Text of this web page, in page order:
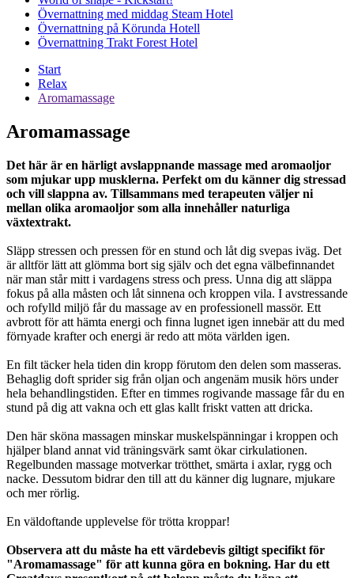
Övernattning med middag Steam Hotel
Övernattning på Körunda Hotell
Övernattning Trakt Forest Hotel
Start
Relax
Aromamassage
Aromamassage
Det här är en härligt avslappnande massage med aromaoljor
som mjukar upp musklerna. Perfekt om du känner dig stressad
och vill slappna av. Tillsammans med terapeuten väljer ni
mellan olika aromaoljor som alla innehåller naturliga
växtextrakt.
Släpp stressen och pressen för en stund och låt dig svepas iväg. Det
är alltför lätt att glömma bort sig själv och det egna välbefinnandet
när man står mitt i vardagens stress och press. Unna dig att släppa
fokus på alla måsten och låt sinnena och kroppen vila. I avstressande
och rofylld miljö får du massage av en professionell massör. Ett
avbrott för att hämta energi och finna lugnet igen innebär att du med
förnyade krafter och energi är redo att möta världen igen.
En filt täcker hela tiden din kropp förutom den delen som masseras.
Behaglig doft sprider sig från oljan och angenäm musik hörs under
hela behandlingstiden. Efter en timmes rogivande massage får du en
stund på dig att vakna och ett glas kallt friskt vatten att dricka.
Den här sköna massagen minskar muskelspänningar i kroppen och
hjälper bland annat vid träningsvärk samt ökar cirkulationen.
Regelbunden massage motverkar trötthet, smärta i axlar, rygg och
nacke. Dessutom bidrar den till att du känner dig lugnare, mjukare
och mer rörlig.
En väldoftande upplevelse för trötta kroppar!
Observera att du måste ha ett värdebevis giltigt specifikt för
"Aromamassage" för att kunna göra en bokning. Har du ett